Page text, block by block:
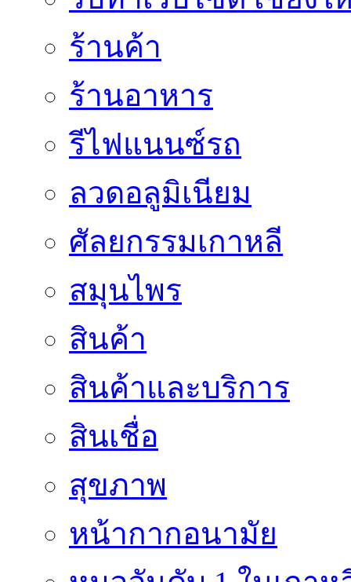
ร้านค้า
ร้านอาหาร
รีไฟแนนซ์รถ
ลวดอลูมิเนียม
ศัลยกรรมเกาหลี
สมุนไพร
สินค้า
สินค้าและบริการ
สินเชื่อ
สุขภาพ
หน้ากากอนามัย